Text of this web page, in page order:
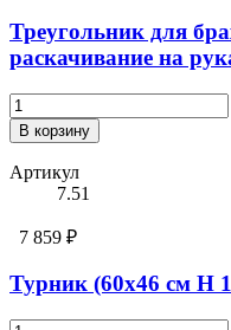
Треугольник для
раскачивание на
В корзину
Артикул
7.51
7 859 ₽
Турник (60х46 см H